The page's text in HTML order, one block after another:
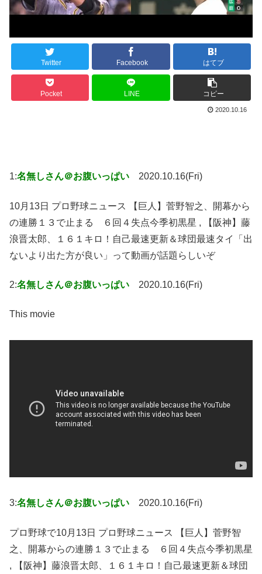
Twitter Facebook はてブ
Pocket LINE コピー
2020.10.16
1:名無しさん＠お腹いっぱい 2020.10.16(Fri)
10月13日 プロ野球ニュース 【巨人】菅野智之、開幕から
の連勝１３で止まる ６回４失点今季初黒星 , 【阪神】藤
浪晋太郎、１６１キロ！自己最速更新＆球団最速タイ「出
ないより出た方が良い」って動画が話題らしいぞ
2:名無しさん＠お腹いっぱい 2020.10.16(Fri)
This movie
3:名無しさん＠お腹いっぱい 2020.10.16(Fri)
プロ野球で10月13日 プロ野球ニュース 【巨人】菅野智
之、開幕からの連勝１３で止まる ６回４失点今季初黒星
, 【阪神】藤浪晋太郎、１６１キロ！自己最速更新＆球団